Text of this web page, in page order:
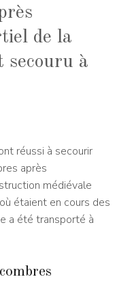
de la
secouru à
réussi à secourir
après
médiévale
étaient en cours des
a été transporté à